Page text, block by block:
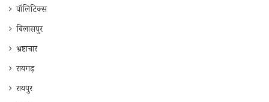
पॉलिटिक्स
बिलासपुर
भ्रष्टाचार
रायगढ़
रायपुर